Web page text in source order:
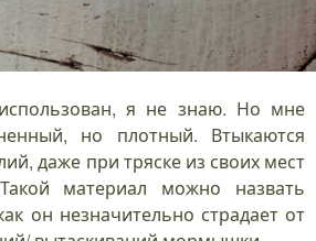
я не знаю. Но мне
но плотный. Втыкаются
даже при тряске из своих мест
материал можно назвать
он незначительно страдает от